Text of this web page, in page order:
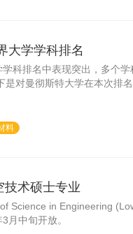
大学学科排名
科排名中表现突出，多个
对曼彻斯特大学在本次排
料
技术硕士专业
Science in Engineering
月中旬开放。